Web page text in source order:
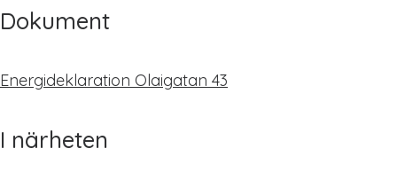
Dokument
Energideklaration Olaigatan 43
I närheten